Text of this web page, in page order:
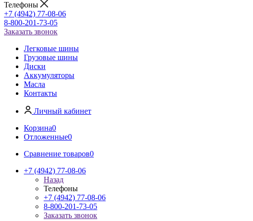
Телефоны
+7 (4942) 77-08-06
8-800-201-73-05
Заказать звонок
Легковые шины
Грузовые шины
Диски
Аккумуляторы
Масла
Контакты
Личный кабинет
Корзина0
Отложенные0
Сравнение товаров0
+7 (4942) 77-08-06
Назад
Телефоны
+7 (4942) 77-08-06
8-800-201-73-05
Заказать звонок